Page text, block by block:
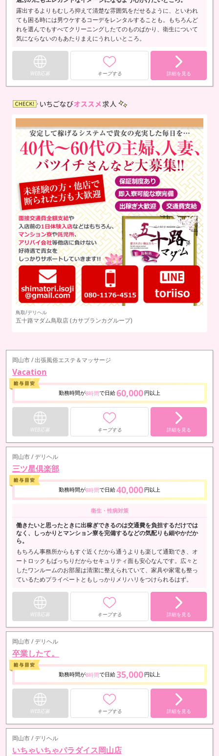
露出するよりもむしろ抑えて清楚な雰囲気をだせるように、といわれ
ても困る時には男ウケするコーデをレンタルすることも。もちろんど
れを選んでもすべてクリーニングしたてのものばかり、衛生について
気にならないのもあたりまえにうれしいところ。
WEB応募 キープする 詳細を見る
鳥取/デリヘル
五十路マダム鳥取店(カサブランカグループ)
岡山市 / 出張風俗エステ＆マッサージ
Vacation
勤務時間が8時間で日給60,000 円以上
WEB応募 キープする 詳細を見る
岡山市 / デリヘル
三ツ星倶楽部
勤務時間が8時間で日給40,000 円以上
衛生・性病対策
働きたいと思ったときに出稼ぎできるのは交通費を負担するだけでは
なく、しっかりとマンション寮を完備するなどの気配りも細やかだか
ら。
もちろん事務所からもすぐ近くだから通うよりも楽して通勤でき、オ
ートロックもばっちりだからセキュリティ面も安心なんです。広々と
したワンルームのお部屋は清潔に整えられていて、家具や家電も整っ
ているためプライベートともしっかりメリハリをつけられるはず。
WEB応募 キープする 詳細を見る
岡山市 / デリヘル
卒業したて。
勤務時間が8時間で日給35,000 円以上
WEB応募 キープする 詳細を見る
岡山市 / デリヘル
いちゃいちゃパラダイス岡山店